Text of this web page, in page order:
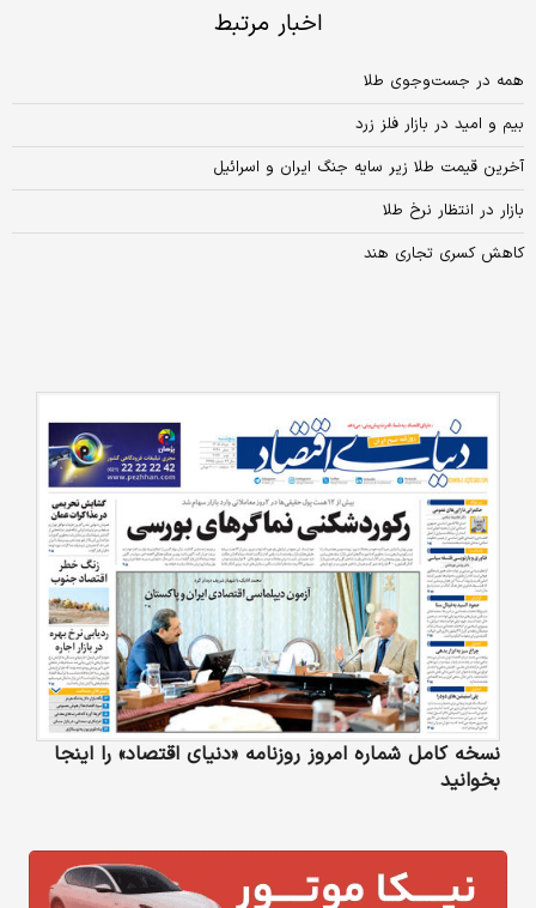
اخبار مرتبط
همه در جست‌وجوی طلا
بیم و امید در بازار فلز زرد
آخرین قیمت طلا زیر سایه جنگ ایران و اسرائیل
بازار در انتظار نرخ طلا
کاهش کسری تجاری هند
نسخه کامل شماره امروز روزنامه «دنیای‌ اقتصاد» را اینجا
بخوانید